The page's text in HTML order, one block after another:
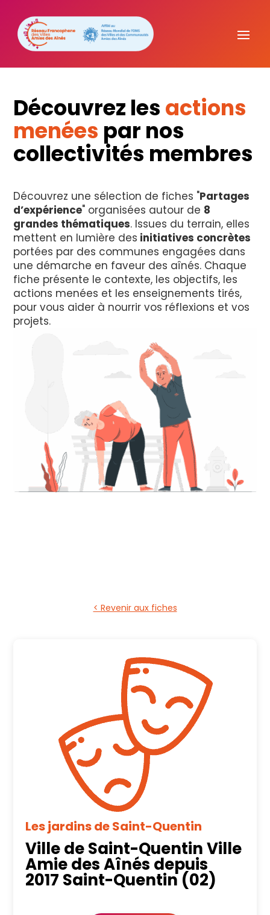
Découvrez les actions
menées par nos
collectivités membres
Découvrez une sélection de fiches "Partages
d’expérience" organisées autour de 8
grandes thématiques. Issues du terrain, elles
mettent en lumière des initiatives concrètes
portées par des communes engagées dans
une démarche en faveur des aînés. Chaque
fiche présente le contexte, les objectifs, les
actions menées et les enseignements tirés,
pour vous aider à nourrir vos réflexions et vos
projets.
< Revenir aux fiches
Les jardins de Saint-Quentin
Ville de Saint-Quentin Ville
Amie des Aînés depuis
2017 Saint-Quentin (02)